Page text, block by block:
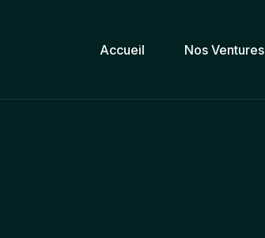
Accueil Nos Ventures